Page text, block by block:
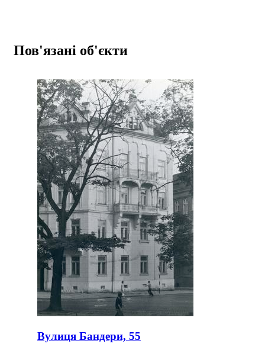
Пов'язані об'єкти
Вулиця Бандери, 55